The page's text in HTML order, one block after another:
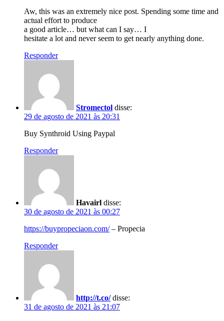
Aw, this was an extremely nice post. Spending some time and
actual effort to produce
a good article… but what can I say… I
hesitate a lot and never seem to get nearly anything done.
Responder
Stromectol disse:
29 de agosto de 2021 às 20:31
Buy Synthroid Using Paypal
Responder
Havairl disse:
30 de agosto de 2021 às 00:27
https://buypropeciaon.com/– Propecia
Responder
http://t.co/ disse:
31 de agosto de 2021 às 21:07